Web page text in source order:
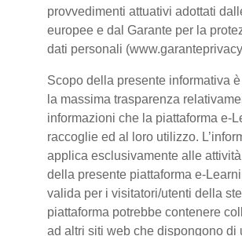
provvedimenti attuativi adottati
europee e dal Garante per la
dati personali
Scopo della presente informativa
la massima trasparenza
informazioni che la piattaforma e-
raccoglie ed al loro utilizzo.
applica esclusivamente alle
della presente piattaforma e-
valida per i visitatori/utenti della
piattaforma potrebbe contenere
ad altri siti web che dispongono di